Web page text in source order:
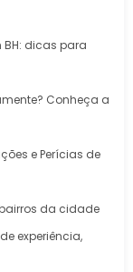
dicas para
Conheça a
e Perícias de
da cidade
experiência,